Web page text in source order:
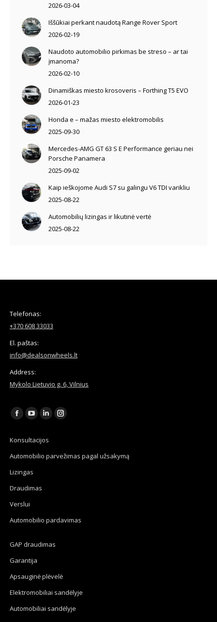
2026-03-04
Iššūkiai perkant naudotą Range Rover Sport
2026-02-19
Naudoto automobilio pirkimas be streso – ar tai
įmanoma?
2026-02-10
Dinamiškas miesto krosoveris – Forthing T5 EVO
2026-01-23
Honda e – mažas miesto elektromobilis
2025-09-30
Mercedes-AMG GT 63 S E Performance geriau nei
Porsche Panamera
2025-09-02
Kaip ieškojome Audi S7 su galingu V6 TDI varikliu
2025-08-22
Automobilių lizingas ir likutinė vertė
2025-08-22
Telefonas:
+370 608 33033
El. paštas:
info@dealsonwheels.lt
Address:
Mykolo Lietuvio g. 6, Vilnius
Find us on:
Facebook
opens
in
new
YouTube
opens
in
new
Linkedin
opens
in
Instagram
in
Konsultacijos
Automobilio parvežimas pagal užsakymą
Lizingas
Draudimas
Verslui
Automobilio pardavimas
GAP draudimas
Garantija
Apsauginė plėvelė
Elektromobiliai sandėlyje
Automobiliai sandėlyje